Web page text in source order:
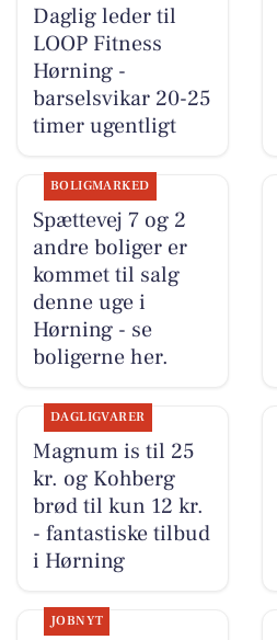
Daglig leder til
LOOP Fitness
Hørning -
barselsvikar 20-25
timer ugentligt
BOLIGMARKED
Spættevej 7 og 2
andre boliger er
kommet til salg
denne uge i
Hørning - se
boligerne her.
DAGLIGVARER
Magnum is til 25
kr. og Kohberg
brød til kun 12 kr.
- fantastiske tilbud
i Hørning
JOBNYT